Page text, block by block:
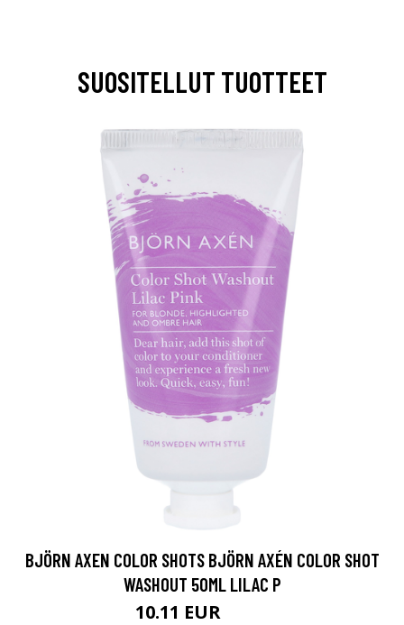
SUOSITELLUT TUOTTEET
BJÖRN AXEN COLOR SHOTS BJÖRN AXÉN COLOR SHOT
WASHOUT 50ML LILAC P
10.11 EUR